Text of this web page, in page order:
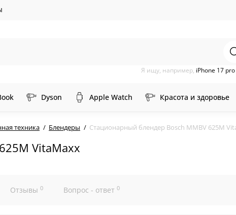
Я ищу, например, iPhone 17
Dyson Apple Watch Красота и здоровье
техника Блендеры Стационарный блендер Bosch MMBV 625M
VitaMaxx
Отзывы 0 Вопрос - ответ 0